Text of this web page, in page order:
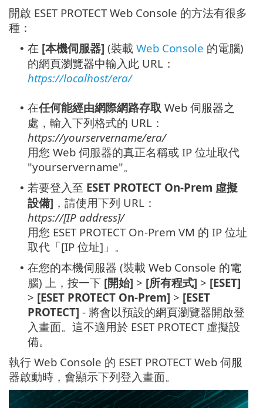
開啟 ESET PROTECT Web Console 的方法有很多
種：
• 在 [本機伺服器] (裝載 Web Console 的電腦)
的網頁瀏覽器中輸入此 URL：
https://localhost/era/
• 在任何能經由網際網路存取 Web 伺服器之
處，輸入下列格式的 URL：
https://yourservername/era/
用您 Web 伺服器的真正名稱或 IP 位址取代
"yourservername"。
• 若要登入至 ESET PROTECT On-Prem 虛擬
設備] ，請使用下列 URL：
https://[IP address]/
用您 ESET PROTECT On-Prem VM 的 IP 位址
取代「[IP 位址]」。
• 在您的本機伺服器 (裝載 Web Console 的電
腦) 上，按一下 [開始] > [所有程式] > [ESET]
> [ESET PROTECT On-Prem] > [ESET
PROTECT] - 將會以預設的網頁瀏覽器開啟登
入畫面。這不適用於 ESET PROTECT 虛擬設
備。
執行 Web Console 的 ESET PROTECT Web 伺服
器啟動時，會顯示下列登入畫面。